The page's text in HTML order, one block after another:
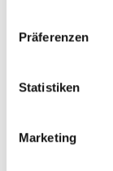
Präferenzen
Statistiken
Marketing